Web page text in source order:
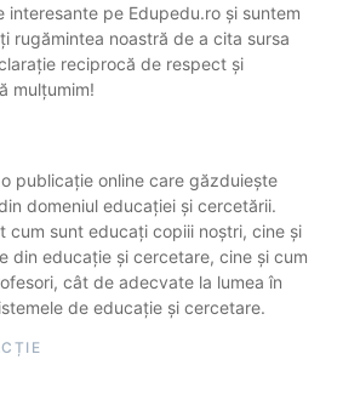
interesante pe Edupedu.ro și suntem
rugămintea noastră de a cita sursa
reciprocă de respect și
mulțumim!
publicație online care găzduiește
domeniul educației și cercetării.
cum sunt educați copiii noștri, cine și
din educație și cercetare, cine și cum
cât de adecvate la lumea în
de educație și cercetare.